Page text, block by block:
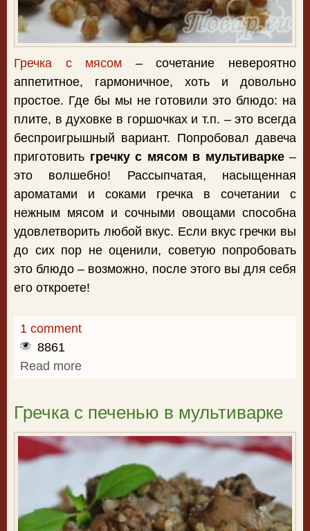
Гречка с мясом – сочетание невероятно
аппетитное, гармоничное, хоть и довольно
простое. Где бы мы не готовили это блюдо: на
плите, в духовке в горшочках и т.п. – это всегда
беспроигрышный вариант. Попробовал давеча
приготовить гречку с мясом в мультиварке–
это волшебно! Рассыпчатая, насыщенная
ароматами и соками гречка в сочетании с
нежным мясом и сочными овощами способна
удовлетворить любой вкус. Если вкус гречки вы
до сих пор не оценили, советую попробовать
это блюдо – возможно, после этого вы для себя
его откроете!
1 comment
8861
Read more
Гречка с печенью в мультиварке